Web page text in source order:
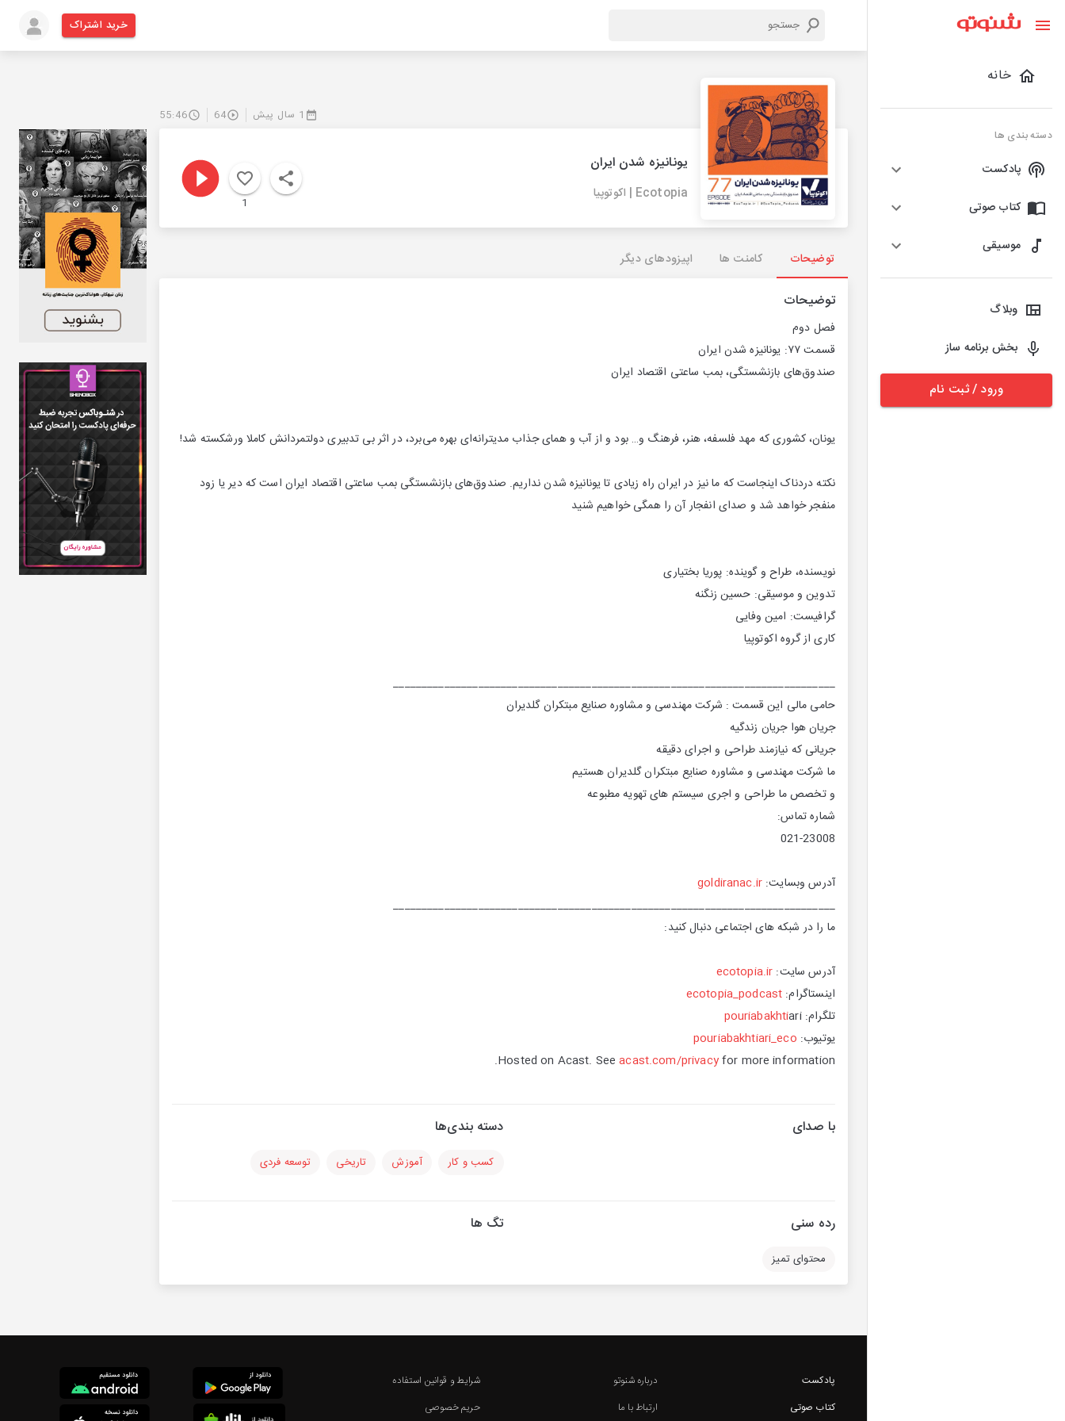
خانه
دسته بندی ها
پادکست
کتاب صوتی
موسیقی
وبلاگ
بخش برنامه ساز
ورود / ثبت نام
خرید اشتراک
1 سال پیش 64
55:46
یونانیزه شدن ایران
Ecotopia | اکوتوپیا
1
توضیحات کامنت ها اپیزودهای دیگر
توضیحات
فصل دوم
قسمت ۷۷: یونانیزه شدن ایران
صندوق‌های بازنشستگی، بمب ساعتی اقتصاد ایران
یونان، کشوری که مهد فلسفه، هنر، فرهنگ و… بود و از آب و همای جذاب مدیترانه‌ای بهره می‌برد، در اثر بی تدبیری دولتمردانش کاملا ورشکسته شد!
نکته دردناک اینجاست که ما نیز در ایران راه زیادی تا یونانیزه شدن نداریم. صندوق‌های بازنشستگی بمب ساعتی اقتصاد ایران است که دیر یا زود
منفجر خواهد شد و صدای انفجار آن را همگی‌ خواهیم شنید
نویسنده، طراح و گوینده: پوریا بختیاری
تدوین و موسیقی: حسین زنگنه
گرافیست: امین وفایی
کاری از گروه اکوتوپیا
______________________________________________________________________________
حامی مالی این قسمت : شرکت مهندسی و مشاوره صنایع مبتکران گلدیران
جریان هوا جریان زندگیه
جریانی که نیازمند طراحی و اجرای دقیقه
ما شرکت مهندسی و مشاوره صنایع مبتکران گلدیران هستیم
و تخصص ما طراحی و اجری سیستم های تهویه مطبوعه
شماره تماس:
021-23008
آدرس وبسایت: goldiranac.ir
______________________________________________________________________________
ما را در شبکه های اجتماعی دنبال کنید:
آدرس سایت: ecotopia.ir
اینستاگرام: ecotopia_podcast
تلگرام:
pouriabakhtiari
یوتیوب: pouriabakhtiari_eco
Hosted on Acast. Seeacast.com/privacyfor more information.
با صدای دسته بندی‌ها
کسب و کار آموزش تاریخی توسعه فردی
رده سنی
محتوای تمیز
تگ ها
پادکست
کتاب صوتی
درباره شنوتو
ارتباط با ما
شرایط و قوانین استفاده
حریم خصوصی